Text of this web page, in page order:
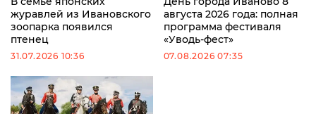
журавлей из Ивановского
зоопарка появился
птенец
31.07.2026 10:36
августа 2026 года: полная
программа фестиваля
«Уводь-фест»
07.08.2026 07:35